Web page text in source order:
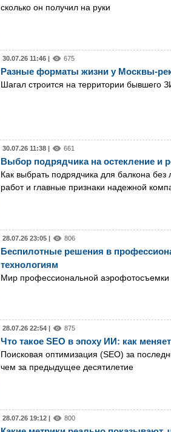
сколько он получил на руки
30.07.26 11:46 | 675
Разные форматы жизни у Москвы-
Шагал строится на территории
30.07.26 11:38 | 661
Выбор подрядчика на остекление и
Как выбрать подрядчика для балкона
работ и главные признаки надежной
28.07.26 23:05 | 806
Беспилотные решения в
технологиям
Мир профессиональной
28.07.26 22:54 | 875
Что такое SEO в эпоху ИИ: как
Поисковая оптимизация (SEO) за
чем за предыдущее десятилетие
28.07.26 19:12 | 800